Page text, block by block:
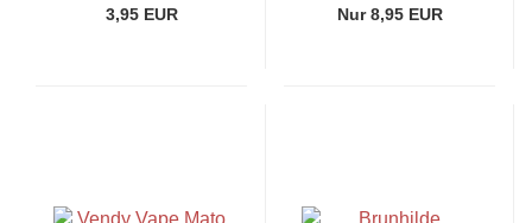
3,95 EUR Nur 8,95 EUR